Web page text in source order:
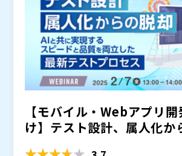
のスピード感の中で、ソフトウェア品
難しいと感じている方
※共催、協賛、協力、講演企業は将来
れる可能性があります。
【モバイル・Webアプリ
け】テスト設計、属人化か